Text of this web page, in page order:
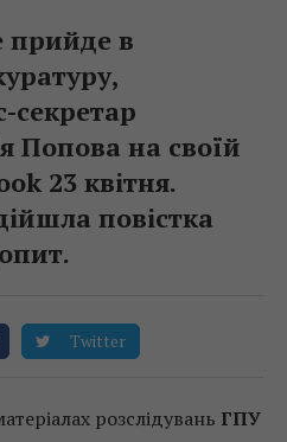
прийде в
секретар
Попова на своїй
23 квітня.
повістка
Twitter
розслідувань ГПУ